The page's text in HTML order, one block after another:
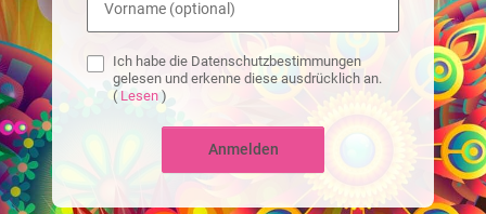
Ich habe die Datenschutzbestimmungen
gelesen und erkenne diese ausdrücklich an.
( Lesen )
Anmelden